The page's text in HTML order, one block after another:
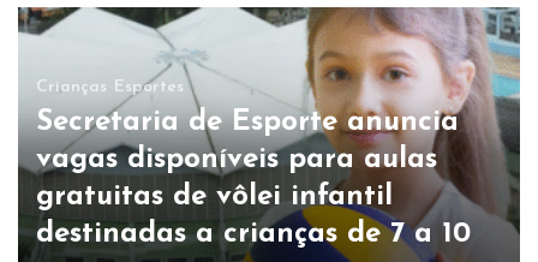
Crianças Esportes
Secretaria de Esporte anuncia
vagas disponíveis para aulas
gratuitas de vôlei infantil
destinadas a crianças de 7 a 10